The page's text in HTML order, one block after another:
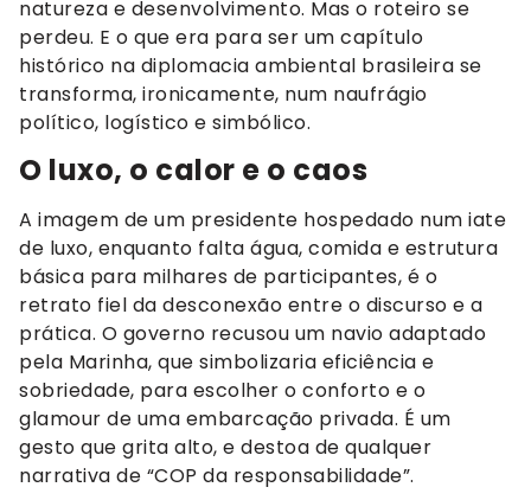
natureza e desenvolvimento. Mas o roteiro se
perdeu. E o que era para ser um capítulo
histórico na diplomacia ambiental brasileira se
transforma, ironicamente, num naufrágio
político, logístico e simbólico.
O luxo, o calor e o caos
A imagem de um presidente hospedado num iate
de luxo, enquanto falta água, comida e estrutura
básica para milhares de participantes, é o
retrato fiel da desconexão entre o discurso e a
prática. O governo recusou um navio adaptado
pela Marinha, que simbolizaria eficiência e
sobriedade, para escolher o conforto e o
glamour de uma embarcação privada. É um
gesto que grita alto, e destoa de qualquer
narrativa de “COP da responsabilidade”.